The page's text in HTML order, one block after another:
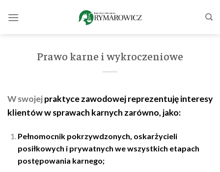
Prawo karne i wykroczeniowe
W swojejpraktyce zawodowej reprezentuję interesy
klientów w sprawach karnych zarówno, jako:
Pełnomocnik pokrzywdzonych, oskarżycieli
posiłkowych i prywatnych we wszystkich etapach
postępowania karnego;